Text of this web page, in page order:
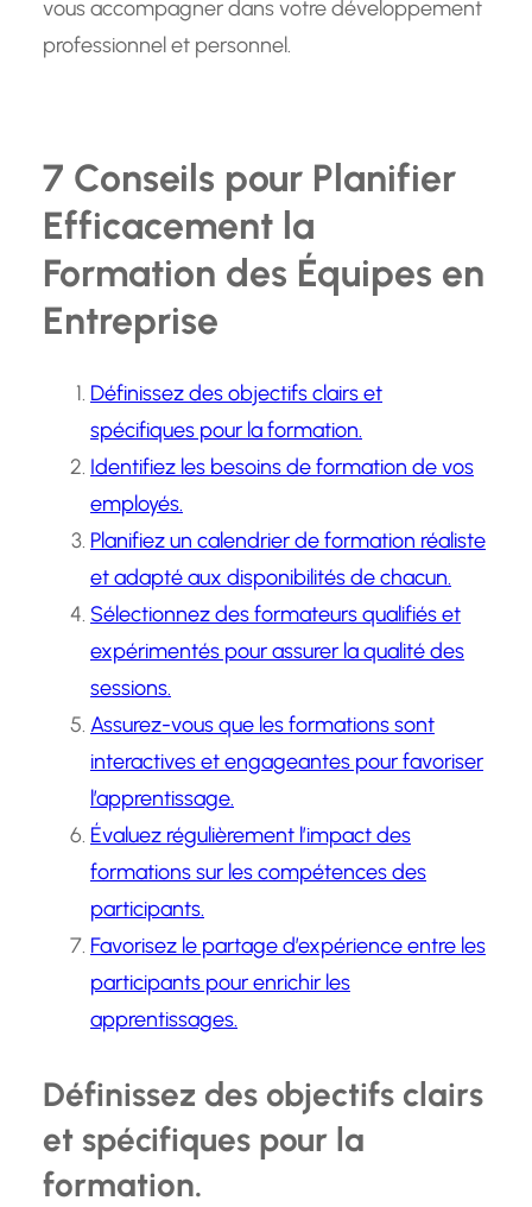
vous accompagner dans votre développement
professionnel et personnel.
7 Conseils pour Planifier
Efficacement la
Formation des Équipes en
Entreprise
Définissez des objectifs clairs et
spécifiques pour la formation.
Identifiez les besoins de formation de vos
employés.
Planifiez un calendrier de formation réaliste
et adapté aux disponibilités de chacun.
Sélectionnez des formateurs qualifiés et
expérimentés pour assurer la qualité des
sessions.
Assurez-vous que les formations sont
interactives et engageantes pour favoriser
l’apprentissage.
Évaluez régulièrement l’impact des
formations sur les compétences des
participants.
Favorisez le partage d’expérience entre les
participants pour enrichir les
apprentissages.
Définissez des objectifs clairs
et spécifiques pour la
formation.